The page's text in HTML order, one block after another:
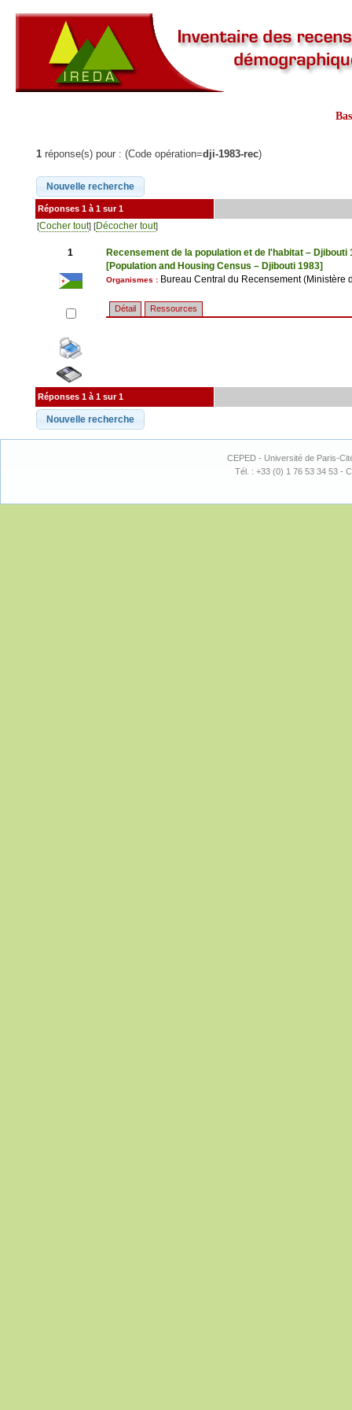
1 réponse(s) pour : (Code opération=dji-1983-rec)
Réponses 1 à 1 sur 1
[Cocher tout] [Décocher tout]
1
Recensement de la population et de l'habitat – Djibouti
[Population and Housing Census – Djibouti 1983]
Organismes : Bureau Central du Recensement (Ministère
Détail Ressources
Réponses 1 à 1 sur 1
CEPED - Université de Paris-
Tél. : +33 (0) 1 76 53 34 53 -